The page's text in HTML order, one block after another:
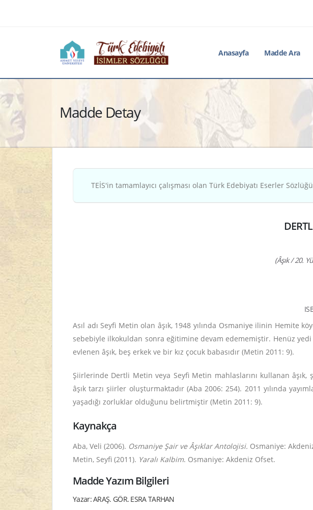
Anasayfa Madde Ara
Madde Detay
TEİS'in tamamlayıcı çalışması olan Türk Edebiyatı Eserler
(Âşık / 20.
Asıl adı Seyfi Metin olan âşık, 1948 yılında Osmaniye ilinin Hemite
sebebiyle ilkokuldan sonra eğitimine devam edememiştir. Henüz yedi
evlenen âşık, beş erkek ve bir kız çocuk babasıdır (Metin 2011: 9).
Şiirlerinde Dertli Metin veya Seyfi Metin mahlaslarını kullanan
âşık tarzı şiirler oluşturmaktadır (Aba 2006: 254). 2011 yılında
yaşadığı zorluklar olduğunu belirtmiştir (Metin 2011: 9).
Kaynakça
Aba, Veli (2006). Osmaniye Şair ve Âşıklar Antolojisi. Osmaniye:
Metin, Seyfi (2011). Yaralı Kalbim. Osmaniye: Akdeniz Ofset.
Madde Yazım Bilgileri
Yazar: ARAŞ. GÖR. ESRA TARHAN